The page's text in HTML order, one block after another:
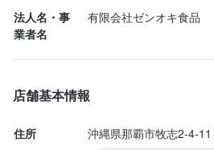
いお店でした
＼_( ﾟﾛﾟ)ここ重要
法人名・事
業者名
有限会社ゼンオキ食品
店舗基本情報
住所 沖縄県那覇市牧志2-4-
・美味しい料理やドリンクで人を喜ばせ
・好奇心を持って仕事に取り組める方
・誠実に仕事に取り組める方
選考の流れ